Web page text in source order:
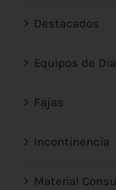
Destacados
Equipos de
Fajas
Incontinencia
Material